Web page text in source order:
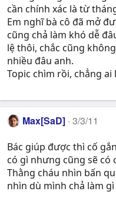
cần chính xác là từ
Em nghĩ bà cô đã mở
cũng chả làm khó dễ
lệ thôi, chắc cũng
nhiều đâu anh.
Topic chìm rồi, chẳng ai
Max[SaD] 3/3/11
Bác giúp được thì cố
có gì nhưng cũng sẽ có
Thằng cháu nhìn bấn
nhìn dù mình chả làm